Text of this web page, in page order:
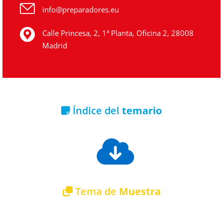
info@preparadores.eu
Calle Princesa, 2, 1ª Planta, Oficina 2, 28008
Madrid
Índice del temario
Tema de Muestra